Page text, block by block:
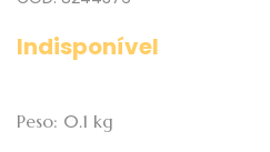
Indisponível
Peso: 0.1 kg